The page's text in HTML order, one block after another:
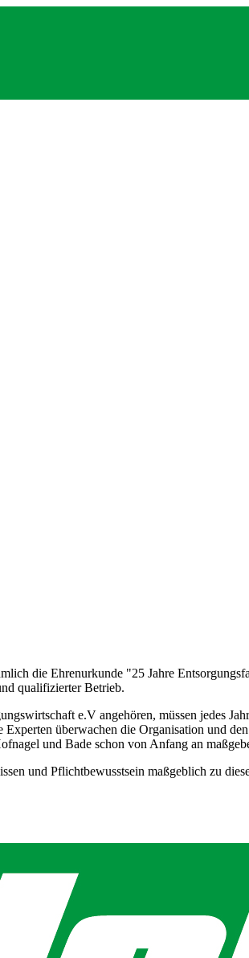
die Ehrenurkunde "25 Jahre
qualifizierter Betrieb.
e.V angehören, müssen jedes
überwachen die Organisation und
und Bade schon von Anfang an
und Pflichtbewusstsein maßgeblich zu